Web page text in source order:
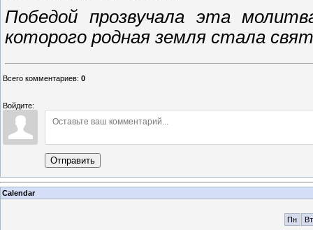
Победой прозвучала эта
которого родная земля стала
Всего комментариев: 0
Войдите:
Отправить
Calendar
Пн Вт